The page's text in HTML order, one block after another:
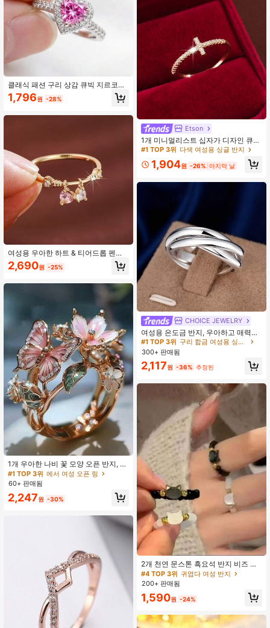
클래식 패션 구리 상감 큐빅 지르코니
아 하트 모양 조절 가능한 여성용 반
지, 클래식 핑크, 블루, 레드 등 다양한
1,796원 -28%
여성용 우아한 하트 & 티어드롭 펜던
트 디자인 반지, 큐빅 지르코니아 인레
이, 구리 밴드, 독특한 전기 도금 공예
2,690원 -25%
1개 우아한 나비 꽃 모양 오픈 반지, 고
품질 주얼리, 여성, 결혼 파티 선물, 발
렌타인 데이 선물에 적합
#1 TOP 3위 에서 여성 오픈 링
60+ 판매됨
2,247원 -30%
Etson
1개 미니멀리스트 십자가 디자인 큐빅
지르코니아 상감 여성 반지, 홀리데이
#1 TOP 3위 다색 여성용 싱글 반지
높은 재방문 고객
#1 TOP 3위 다색 여성용 싱글 반지
높은 재방문 고객
거의 매진!
#1 TOP 3위 다색 여성용 싱글 반지
높은 재방문 고객
거의 매진!
#1 TOP 3위
높은 재방문 고객
거의 매진!
1,904원 -26% 마지막 날
CHOICE JEWELRY
여성용 은도금 반지, 우아하고 매력적
인 웨딩 반지, 사랑스러운 커플 선물
#1 TOP 3위
구리 합금 여성용 싱글 반지
높은 재방문 고객
#1 TOP 3위
구리 합금 여성용 싱글 반지
높은 재방문 고객
#1 TOP 3위
구리 합금 여성용 싱글 반지
높은 재방문 고객
#1 TOP 3위
높은 재방문 고객
300+ 판매됨
2,117원 -36% 추정된
2개 천연 문스톤 흑요석 반지 비즈 미
니멀리스트 피젯 링 귀여운 검은색 흰
색 고양이 반지 여성 남성 파티 액세서
리 주얼리
#4 TOP 3위 귀엽다 여성 반지
200+ 판매됨
1,590원 -24%